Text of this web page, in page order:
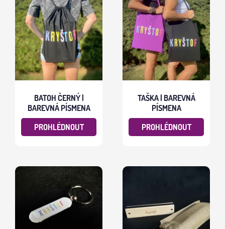
BATOH ČERNÝ |
BAREVNÁ PÍSMENA
PROHLÉDNOUT
TAŠKA | BAREVNÁ
PÍSMENA
PROHLÉDNOUT